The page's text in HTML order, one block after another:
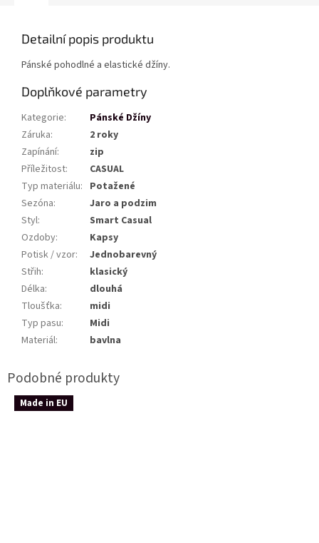
Detailní popis produktu
Pánské pohodlné a elastické džíny.
Doplňkové parametry
Kategorie:
Pánské Džíny
Záruka:
2 roky
Zapínání:
zip
Příležitost:
CASUAL
Typ materiálu: Potažené
Sezóna:
Jaro a podzim
Styl:
Smart Casual
Ozdoby:
Kapsy
Potisk / vzor:
Jednobarevný
Střih:
klasický
Délka:
dlouhá
Tloušťka:
midi
Typ pasu:
Midi
Materiál: bavlna
Made in EU